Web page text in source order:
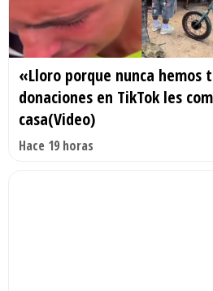
«Lloro porque nunca hemos
donaciones en TikTok les
casa(Video)
Hace 19 horas